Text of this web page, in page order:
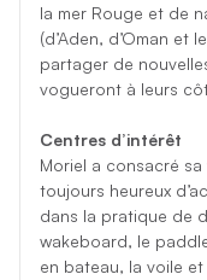
la mer Rouge et de
(d’Aden, d’Oman et
partager de
vogueront à leurs
Centres d’intérêt
Moriel a consacré
toujours heureux
dans la pratique de
wakeboard, le
en bateau, la voile